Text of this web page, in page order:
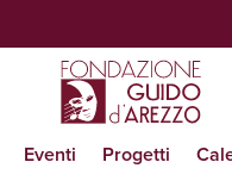
Eventi Progetti